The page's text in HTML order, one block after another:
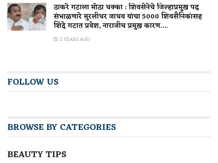
ठाकरे गटाला मोठा धक्का : शिवसेनेचे जिल्हाप्रमुख पद
संभाळणारे मुरलीधर जाधव यांचा 5000 शिवसैनिकांसह
शिंदे गटात प्रवेश, नाराजीच प्रमुख कारण….
2 YEARS AGO
FOLLOW US
BROWSE BY CATEGORIES
BEAUTY TIPS